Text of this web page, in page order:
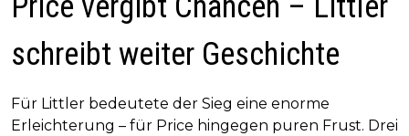
schreibt weiter Geschichte
Für Littler bedeutete der Sieg eine enorme
Erleichterung – für Price hingegen puren Frust. Drei